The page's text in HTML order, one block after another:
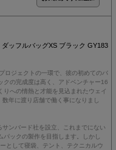
ッフルバッグXS ブラック GY183
ロジェクトの一環で、彼の初めてのバ
クの完成度は高く、アドベンチャー16
への情熱と才能を見込まれたウェイ
年に渡り店舗で働く事になりまし
ンバード社を設立、これまでにない
ックの製作を目指します。しかし
として寝袋、テント、テクニカルウ